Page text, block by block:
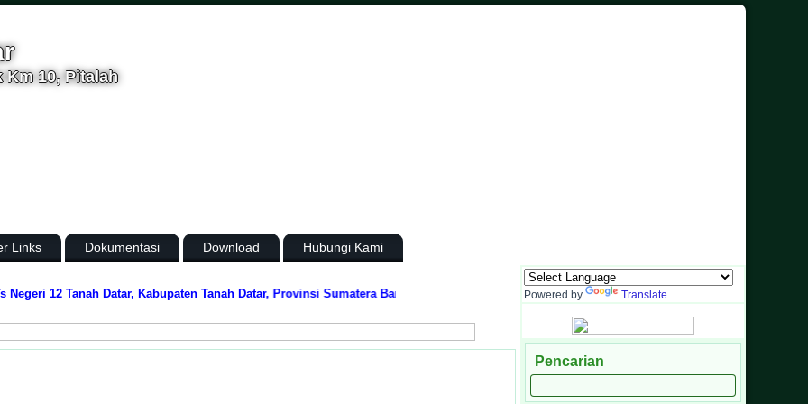
Km 10, Pitalah
Links Dokumentasi Download Hubungi Kami
12 Tanah Datar, Kabupaten Tanah Datar, Provinsi Sumatera Barat Media Informasi dan Sarana Komunikasi Antara Sekolah dengan Masyarakat
Powered by Translate
Pencarian